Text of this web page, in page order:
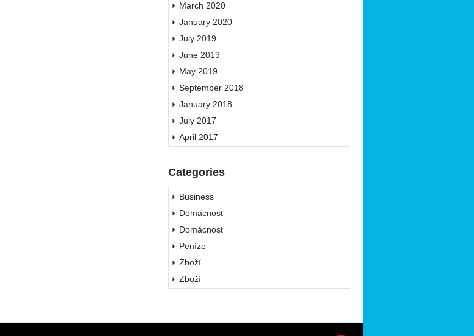
March 2020
January 2020
July 2019
June 2019
May 2019
September 2018
January 2018
July 2017
April 2017
Categories
Business
Domácnost
Domácnost
Peníze
Zboží
Zboží